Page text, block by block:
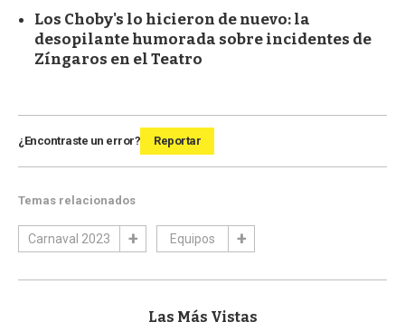
Los Choby's lo hicieron de nuevo: la
desopilante humorada sobre incidentes de
Zíngaros en el Teatro
¿Encontraste un error? Reportar
Temas relacionados
Carnaval 2023 Equipos
Las Más Vistas